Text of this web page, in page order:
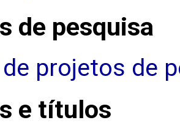
de pesquisa
projetos de
e títulos